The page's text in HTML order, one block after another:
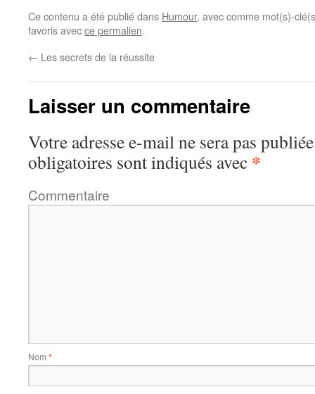
Ce contenu a été publié dans Humour, avec comme mot(s)-
favoris avecce permalien.
← Les secrets de la réussite
Laisser un commentaire
Votre adresse e-mail ne sera pas
obligatoires sont indiqués avec *
Commentaire
Nom *